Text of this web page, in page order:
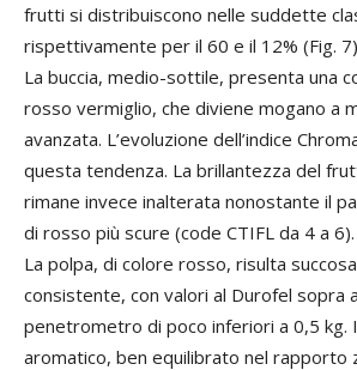
frutti si distribuiscono nelle suddette
rispettivamente per il 60 e il 12% (Fig.
La buccia, medio-sottile, presenta una
rosso vermiglio, che diviene mogano a
avanzata. L’evoluzione dell’indice
questa tendenza. La brillantezza del
rimane invece inalterata nonostante il
di rosso più scure (code CTIFL da 4 a 6).
La polpa, di colore rosso, risulta
consistente, con valori al Durofel sopra
penetrometro di poco inferiori a 0,5 kg.
aromatico, ben equilibrato nel rapporto